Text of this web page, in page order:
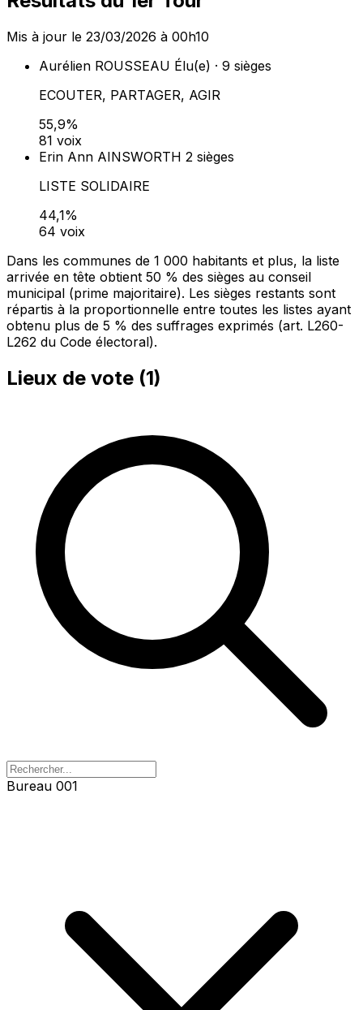
Mis à jour le 23/03/2026 à 00h10
Aurélien ROUSSEAU Élu(e) · 9 sièges
ECOUTER, PARTAGER, AGIR
55,9%
81 voix
Erin Ann AINSWORTH 2 sièges
LISTE SOLIDAIRE
44,1%
64 voix
Dans les communes de 1 000 habitants et plus, la liste
arrivée en tête obtient 50 % des sièges au conseil
municipal (prime majoritaire). Les sièges restants sont
répartis à la proportionnelle entre toutes les listes ayant
obtenu plus de 5 % des suffrages exprimés (art. L260-
L262 du Code électoral).
Lieux de vote (1)
Bureau 001